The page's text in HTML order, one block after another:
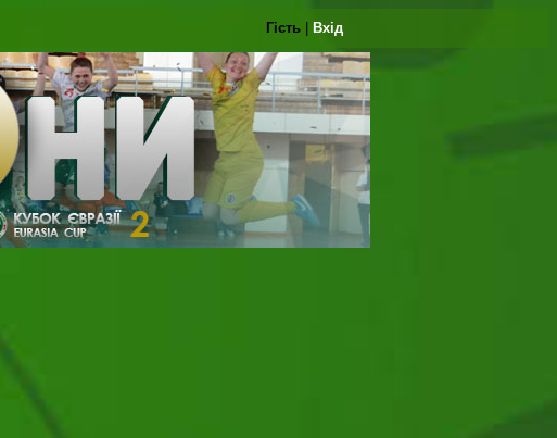
Гість Вхід